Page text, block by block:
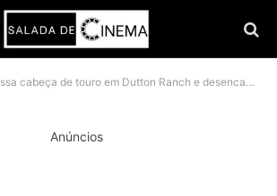
de touro em Dutton Ranch e desencadeia crise entre os Dutton e os Jackson
Anúncios